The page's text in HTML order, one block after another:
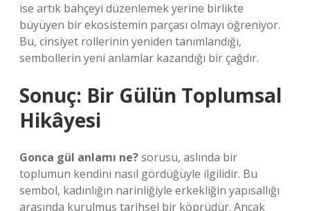
ise artık bahçeyi düzenlemek yerine birlikte
büyüyen bir ekosistemin parçası olmayı öğreniyor.
Bu, cinsiyet rollerinin yeniden tanımlandığı,
sembollerin yeni anlamlar kazandığı bir çağdır.
Sonuç: Bir Gülün Toplumsal
Hikâyesi
Gonca gül anlamı ne?sorusu, aslında bir
toplumun kendini nasıl gördüğüyle ilgilidir. Bu
sembol, kadınlığın narinliğiyle erkekliğin yapısallığı
arasında kurulmuş tarihsel bir köprüdür. Ancak